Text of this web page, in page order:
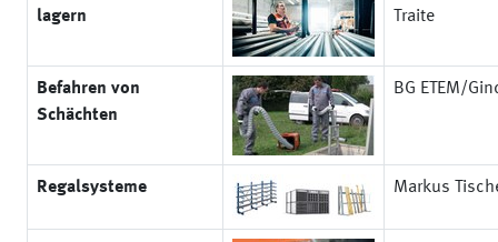
lagern
Traite
Befahren von
Schächten
BG ETEM/
Regalsysteme Markus